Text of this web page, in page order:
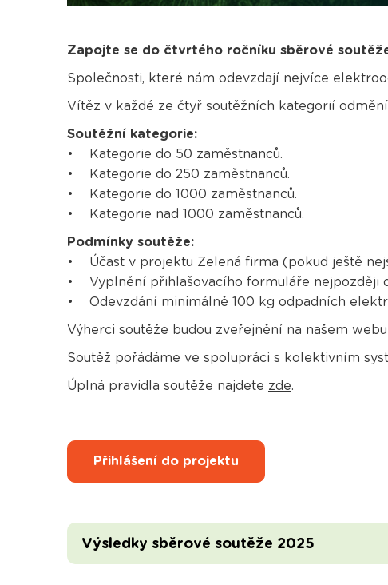
Zapojte se do čtvrtého ročníku sběrové
Společnosti, které nám odevzdají nejvíce
Vítěz v každé ze čtyř soutěžních kategorií
Soutěžní kategorie:
• Kategorie do 50 zaměstnanců.
• Kategorie do 250 zaměstnanců.
• Kategorie do 1000 zaměstnanců.
• Kategorie nad 1000 zaměstnanců.
Podmínky soutěže:
• Účast v projektu Zelená firma (pokud ještě
• Vyplnění přihlašovacího formuláře nejpozději
• Odevzdání minimálně 100 kg odpadních
Výherci soutěže budou zveřejnění na našem
Soutěž pořádáme ve spolupráci s kolektivním
Úplná pravidla soutěže najdete zde.
Přihlášení do projektu
Výsledky sběrové soutěže 2025